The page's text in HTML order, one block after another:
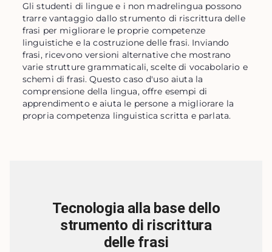
Gli studenti di lingue e i non madrelingua possono
trarre vantaggio dallo strumento di riscrittura delle
frasi per migliorare le proprie competenze
linguistiche e la costruzione delle frasi. Inviando
frasi, ricevono versioni alternative che mostrano
varie strutture grammaticali, scelte di vocabolario e
schemi di frasi. Questo caso d'uso aiuta la
comprensione della lingua, offre esempi di
apprendimento e aiuta le persone a migliorare la
propria competenza linguistica scritta e parlata.
Tecnologia alla base dello
strumento di riscrittura
delle frasi